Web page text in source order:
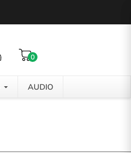
0
AUDIO